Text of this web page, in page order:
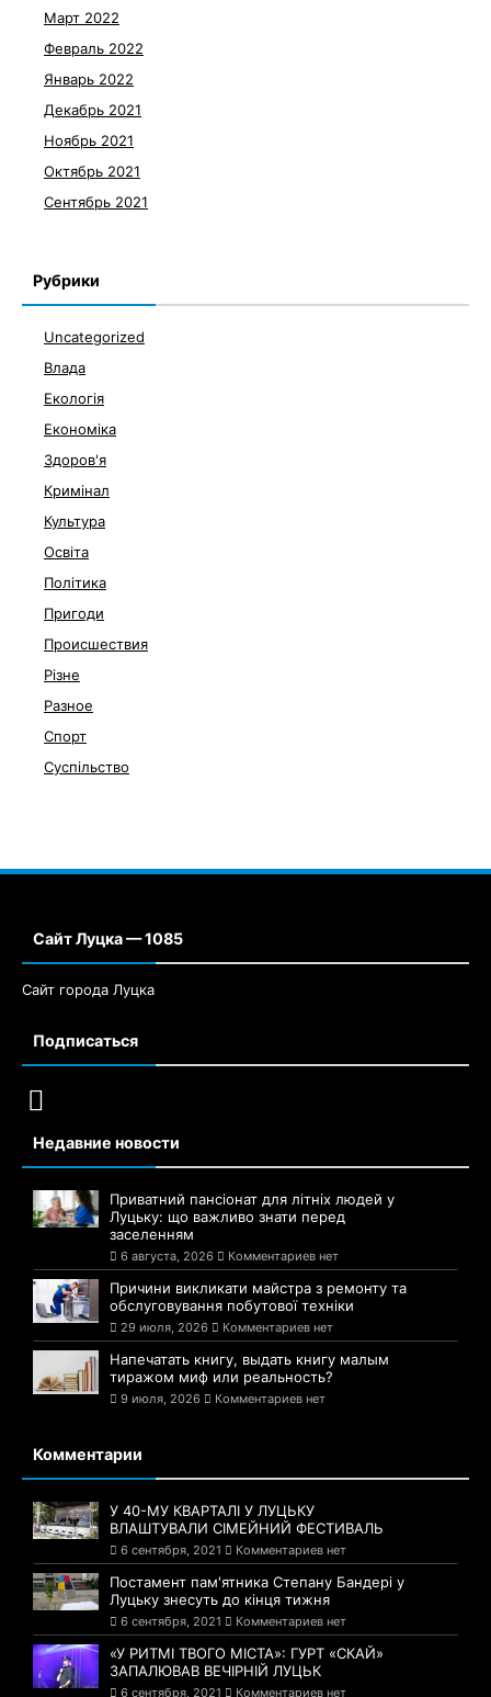
Март 2022
Февраль 2022
Январь 2022
Декабрь 2021
Ноябрь 2021
Октябрь 2021
Сентябрь 2021
Рубрики
Uncategorized
Влада
Екологія
Економіка
Здоров'я
Кримінал
Культура
Освіта
Політика
Пригоди
Происшествия
Різне
Разное
Спорт
Суспільство
Сайт Луцка — 1085
Сайт города Луцка
Подписаться
Недавние новости
Приватний пансіонат для літніх людей у
Луцьку: що важливо знати перед
заселенням
6 августа, 2026 Комментариев нет
Причини викликати майстра з ремонту та
обслуговування побутової техніки
29 июля, 2026 Комментариев нет
Напечатать книгу, выдать книгу малым
тиражом миф или реальность?
9 июля, 2026 Комментариев нет
Комментарии
У 40-МУ КВАРТАЛІ У ЛУЦЬКУ
ВЛАШТУВАЛИ СІМЕЙНИЙ ФЕСТИВАЛЬ
6 сентября, 2021 Комментариев нет
Постамент пам'ятника Степану Бандері у
Луцьку знесуть до кінця тижня
6 сентября, 2021 Комментариев нет
«У РИТМІ ТВОГО МІСТА»: ГУРТ «СКАЙ»
ЗАПАЛЮВАВ ВЕЧІРНІЙ ЛУЦЬК
6 сентября, 2021 Комментариев нет